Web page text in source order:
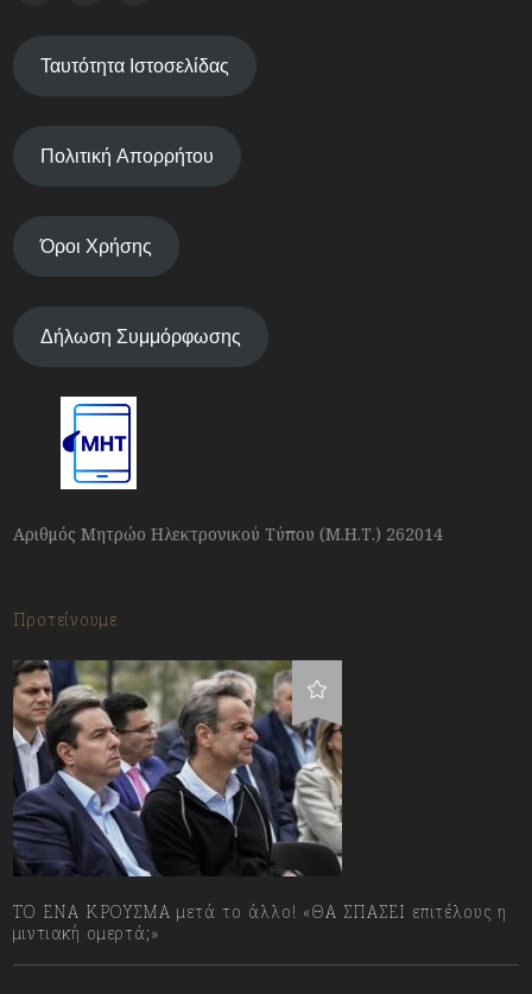
Ταυτότητα Ιστοσελίδας
Πολιτική Απορρήτου
Όροι Χρήσης
Δήλωση Συμμόρφωσης
Αριθμός Μητρώο Ηλεκτρονικού Τύπου (Μ.Η.Τ.) 262014
Προτείνουμε
ΤΟ ΕΝΑ ΚΡΟΥΣΜΑ μετά το άλλο! «ΘΑ ΣΠΑΣΕΙ επιτέλους η
μιντιακή ομερτά;»